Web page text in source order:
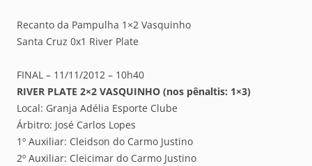
Recanto da Pampulha 1×2 Vasquinho
Santa Cruz 0x1 River Plate
FINAL – 11/11/2012 – 10h40
RIVER PLATE 2×2 VASQUINHO (nos pênaltis: 1×3)
Local: Granja Adélia Esporte Clube
Árbitro: José Carlos Lopes
1º Auxiliar: Cleidson do Carmo Justino
2º Auxiliar: Cleicimar do Carmo Justino